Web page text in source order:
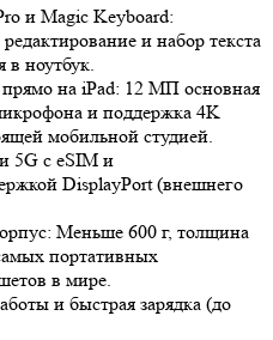
и Magic Keyboard:
и набор текста
ноутбук.
на iPad: 12 МП основная
и поддержка 4K
мобильной студией.
5G с eSIM и
DisplayPort (внешнего
Меньше 600 г, толщина
портативных
в мире.
и быстрая зарядка (до